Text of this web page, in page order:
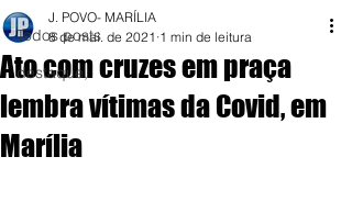
Todos posts
destaque,
Ato com cruzes em praça
lembra vítimas da Covid, em
Marília
J. POVO- MARÍLIA
8 de mai. de 2021 1 min de leitura